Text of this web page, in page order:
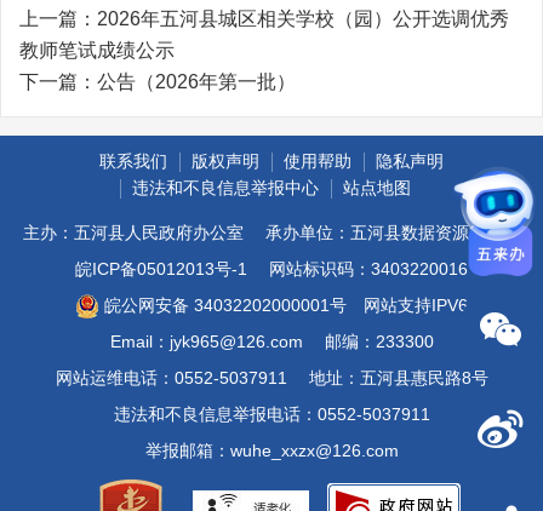
上一篇： 2026年五河县城区相关学校（园）公开选调优秀
教师笔试成绩公示
下一篇： 公告（2026年第一批）
联系我们 版权声明 使用帮助
隐私声明
违法和不良信息举报中心
站点地图
主办：五河县人民政府办公室
承办单位：五河县数据资源管理局
皖ICP备05012013号-1
网站标识码：3403220016
皖公网安备 34032202000001号
网站支持IPV6
Email：jyk965@126.com
邮编：233300
网站运维电话：0552-5037911
地址：五河县惠民路8号
违法和不良信息举报电话：0552-5037911
举报邮箱：wuhe_xxzx@126.com